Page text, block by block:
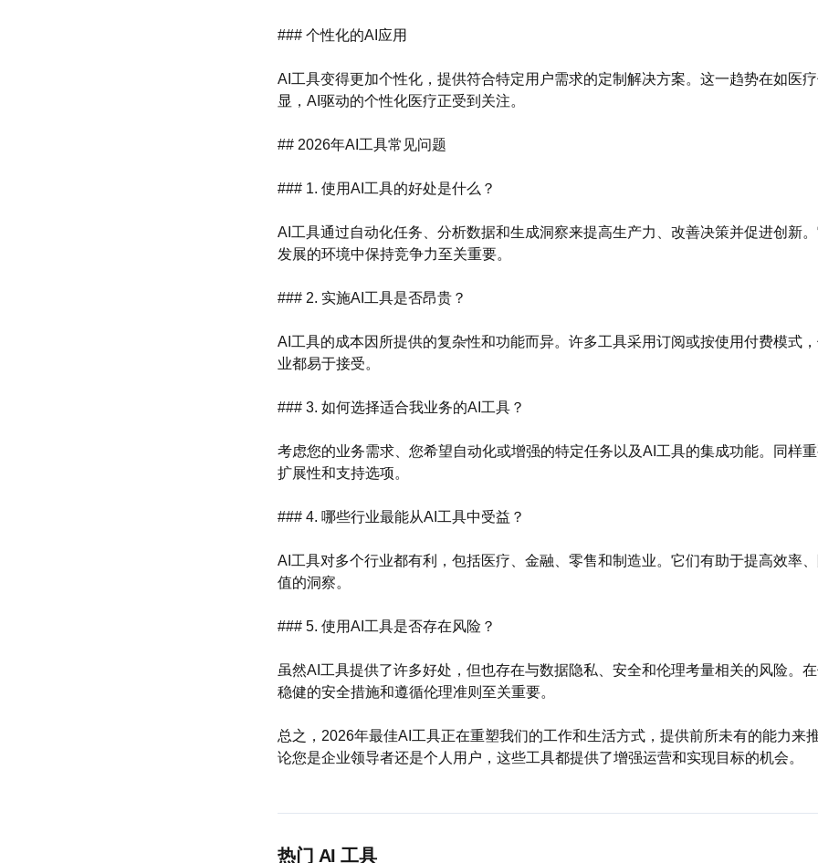
### 个性化的AI应用
AI工具变得更加个性化，提供符合特定用户需求的定制解决方案。这一趋势在如医
显，AI驱动的个性化医疗正受到关注。
## 2026年AI工具常见问题
### 1. 使用AI工具的好处是什么？
AI工具通过自动化任务、分析数据和生成洞察来提高生产力、改善决策并促进创新
发展的环境中保持竞争力至关重要。
### 2. 实施AI工具是否昂贵？
AI工具的成本因所提供的复杂性和功能而异。许多工具采用订阅或按使用付费模式
业都易于接受。
### 3. 如何选择适合我业务的AI工具？
考虑您的业务需求、您希望自动化或增强的特定任务以及AI工具的集成功能。同样
扩展性和支持选项。
### 4. 哪些行业最能从AI工具中受益？
AI工具对多个行业都有利，包括医疗、金融、零售和制造业。它们有助于提高效率
值的洞察。
### 5. 使用AI工具是否存在风险？
虽然AI工具提供了许多好处，但也存在与数据隐私、安全和伦理考量相关的风险。
稳健的安全措施和遵循伦理准则至关重要。
总之，2026年最佳AI工具正在重塑我们的工作和生活方式，提供前所未有的能力来
论您是企业领导者还是个人用户，这些工具都提供了增强运营和实现目标的机会。
热门 AI 工具